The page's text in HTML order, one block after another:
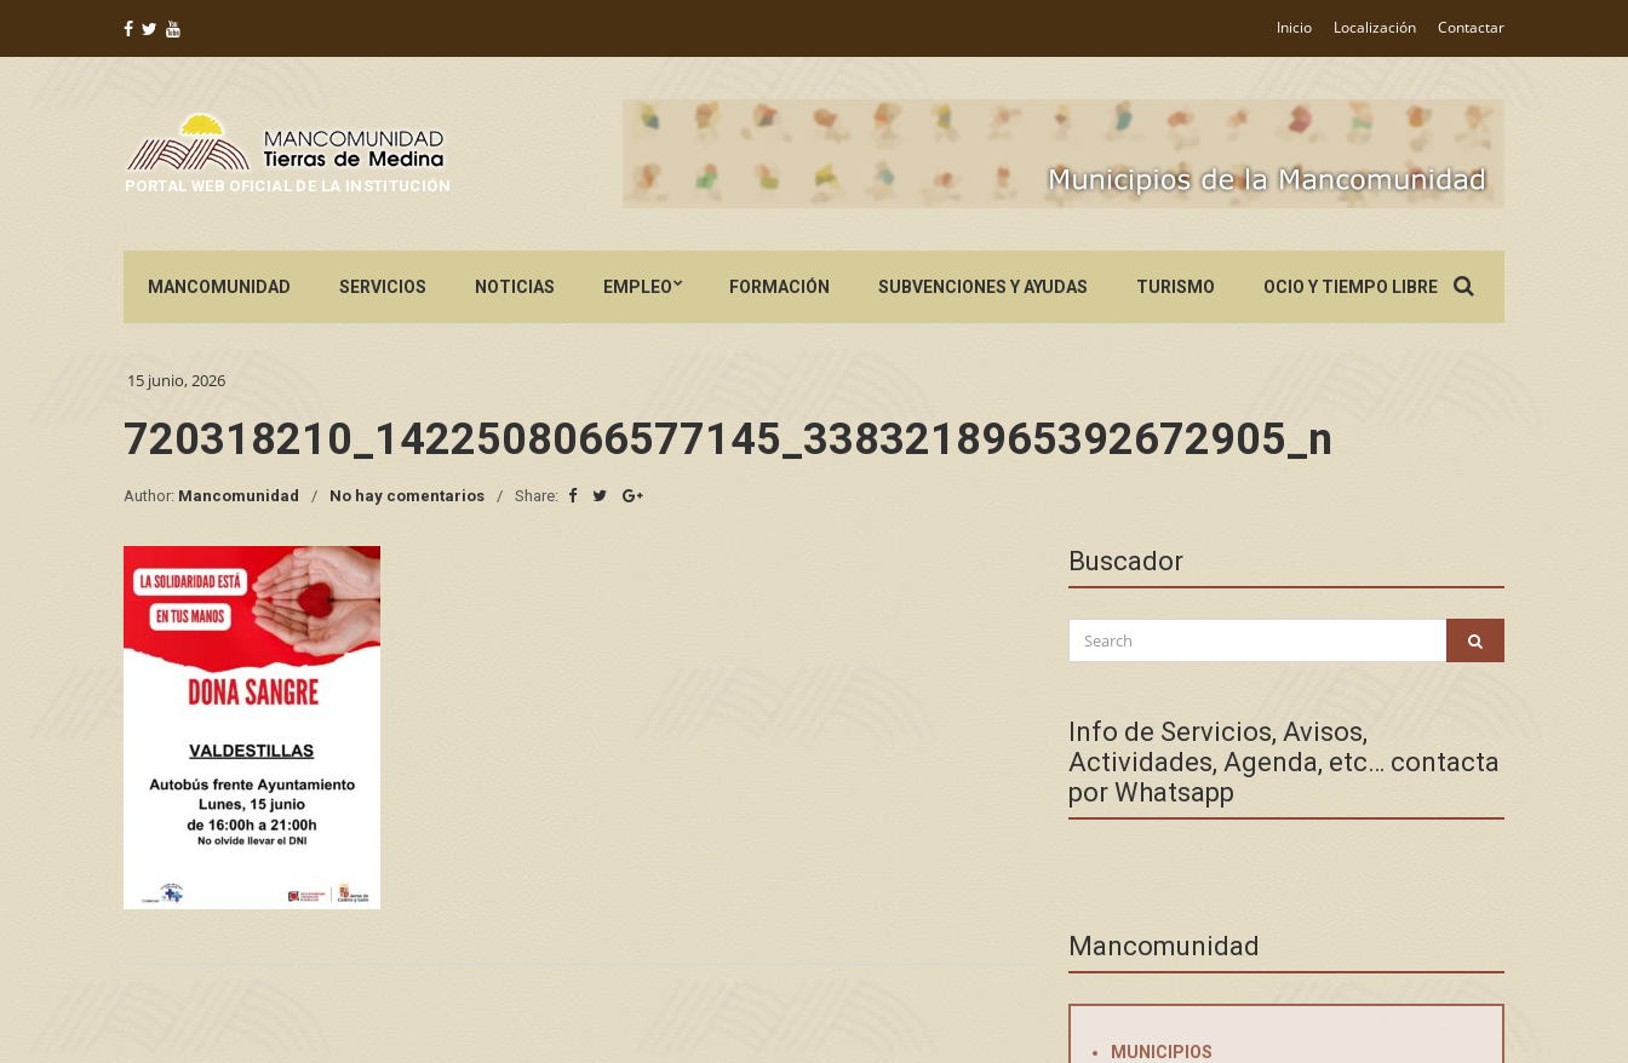
Inicio Localización Contactar
PORTAL WEB OFICIAL DE LA INSTITUCIÓN
MANCOMUNIDAD SERVICIOS NOTICIAS EMPLEO FORMACIÓN SUBVENCIONES Y AYUDAS TURISMO OCIO Y TIEMPO LIBREfor:
15 junio, 2026
720318210_1422508066577145_3383218965392672905_n
Author: Mancomunidad No hay comentarios Share:
Buscador
Search
for:
Info de Servicios, Avisos,
Actividades, Agenda, etc… contacta
por Whatsapp
Mancomunidad
MUNICIPIOS